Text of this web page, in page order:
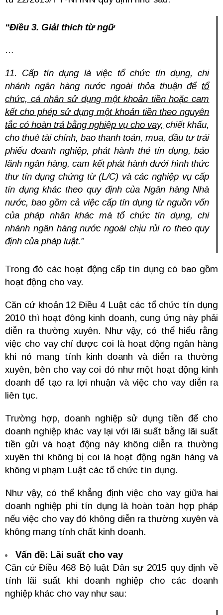
“Điều 3. Giải thích từ ngữ
…
11. Cấp tín dụng là việc tổ chức tín dụng, chi
nhánh ngân hàng nước ngoài thỏa thuận đểtổ
chức, cá nhân sử dụngmột khoản tiền hoặc cam
kết cho phép sử dụng một khoản tiền theo nguyên
tắc có hoàn trả bằng nghiệp vụ cho vay, chiết khấu,
cho thuê tài chính, bao thanh toán, mua, đầu tư trái
phiếu doanh nghiệp, phát hành thẻ tín dụng, bảo
lãnh ngân hàng, cam kết phát hành dưới hình thức
thư tín dụng chứng từ (L/C) và các nghiệp vụ cấp
tín dụng khác theo quy định của Ngân hàng Nhà
nước, bao gồm cả việc cấp tín dụng từ nguồn vốn
của pháp nhân khác mà tổ chức tín dụng, chi
nhánh ngân hàng nước ngoài chịu rủi ro theo quy
định của pháp luật.”
Trong đó các hoạt động cấp tín dụng có bao gồm
hoạt động cho vay.
Căn cứ khoản 12 Điều 4 Luật các tổ chức tín dụng
2010 thì hoạt đông kinh doanh, cung ứng này phải
diễn ra thường xuyên. Như vậy, có thể hiểu rằng
việc cho vay chỉ được coi là hoạt động ngân hàng
khi nó mang tính kinh doanh và diễn ra thường
xuyên, bên cho vay coi đó như một hoạt động kinh
doanh để tạo ra lợi nhuận và việc cho vay diễn ra
liên tục.
Trường hợp, doanh nghiệp sử dụng tiền để cho
doanh nghiệp khác vay lại với lãi suất bằng lãi suất
tiền gửi và hoạt động này không diễn ra thường
xuyên thì không bị coi là hoạt động ngân hàng và
không vi phạm Luật các tổ chức tín dụng.
Như vậy, có thể khẳng định việc cho vay giữa hai
doanh nghiệp phi tín dụng là hoàn toàn hợp pháp
nếu việc cho vay đó không diễn ra thường xuyên và
không mang tính chất kinh doanh.
Vấn đề: Lãi suất cho vay
Căn cứ Điều 468 Bộ luật Dân sự 2015 quy định về
tính lãi suất khi doanh nghiệp cho các doanh
nghiệp khác cho vay như sau: